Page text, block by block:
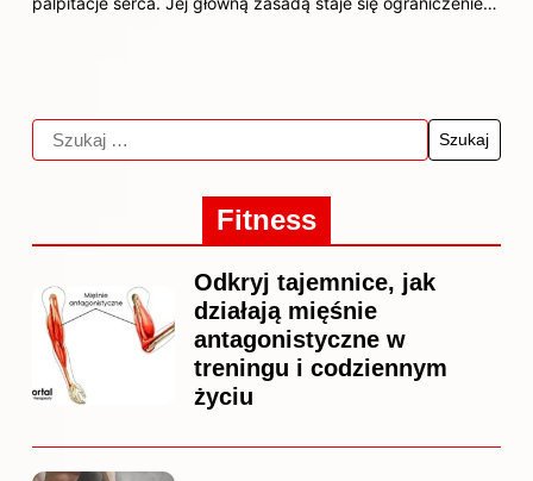
Fitness
Odkryj tajemnice, jak
działają mięśnie
antagonistyczne w
treningu i codziennym
życiu